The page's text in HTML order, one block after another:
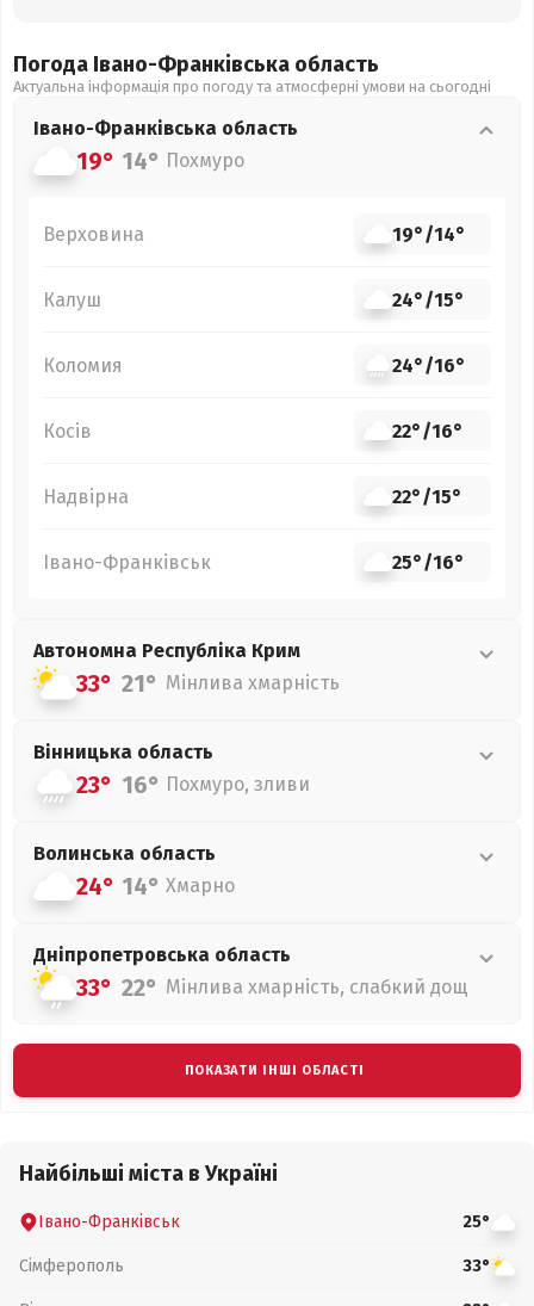
Погода Івано-Франківська область
Актуальна інформація про погоду та атмосферні умови на сьогодні
Івано-Франківська область
19° 14° Похмуро
Верховина 19°/14°
Калуш 24°/15°
Коломия 24°/16°
Косів 22°/16°
Надвірна 22°/15°
Івано-Франківськ 25°/16°
Автономна Республіка Крим
33° 21° Мінлива хмарність
Вінницька область
23° 16° Похмуро, зливи
Волинська область
24° 14° Хмарно
Дніпропетровська область
33° 22° Мінлива хмарність, слабкий дощ
ПОКАЗАТИ ІНШІ ОБЛАСТІ
Найбільші міста в Україні
Івано-Франківськ 25°
Сімферополь 33°